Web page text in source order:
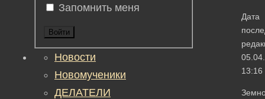
Дата
13:16
Запомнить меня
Войти
Новости
Новомученики
ДЕЛАТЕЛИ